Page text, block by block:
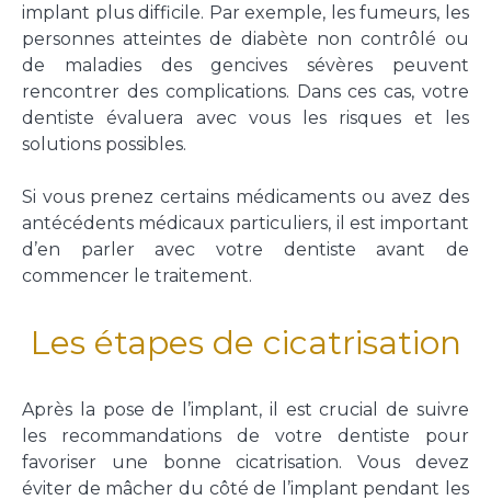
implant plus difficile. Par exemple, les fumeurs, les
personnes atteintes de diabète non contrôlé ou
de maladies des gencives sévères peuvent
rencontrer des complications. Dans ces cas, votre
dentiste évaluera avec vous les risques et les
solutions possibles.
Si vous prenez certains médicaments ou avez des
antécédents médicaux particuliers, il est important
d’en parler avec votre dentiste avant de
commencer le traitement.
Les étapes de cicatrisation
Après la pose de l’implant, il est crucial de suivre
les recommandations de votre dentiste pour
favoriser une bonne cicatrisation. Vous devez
éviter de mâcher du côté de l’implant pendant les